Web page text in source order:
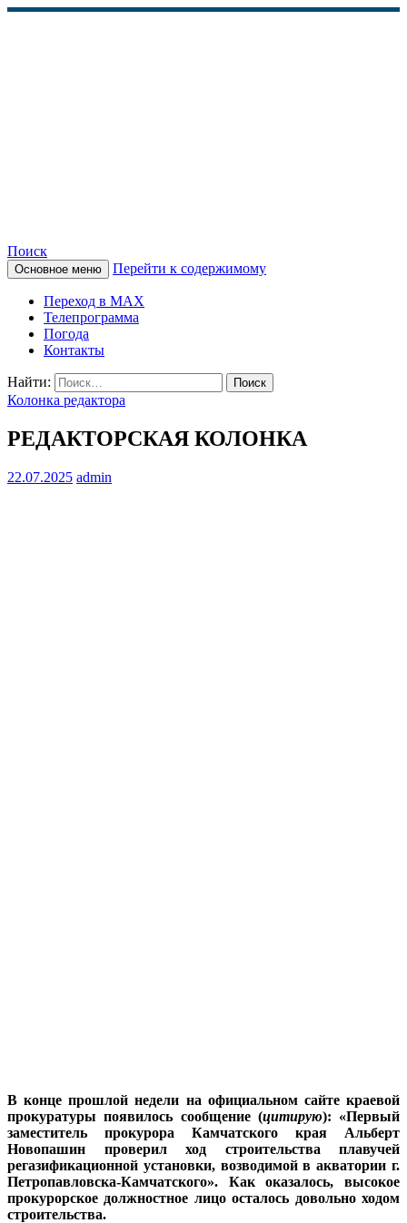
КАМЧАТСКОЕ
ИНФОРМАЦИОННОЕ
АГЕНТСТВО (КИА
«ВЕСТИ»)
Поиск
Основное меню Перейти к содержимому
Переход в MAX
Телепрограмма
Погода
Контакты
Найти:
Колонка редактора
РЕДАКТОРСКАЯ КОЛОНКА
22.07.2025 admin
В конце прошлой недели на официальном сайте краевой
прокуратуры появилось сообщение (цитирую): «Первый
заместитель прокурора Камчатского края Альберт
Новопашин проверил ход строительства плавучей
регазификационной установки, возводимой в акватории г.
Петропавловска-Камчатского». Как оказалось, высокое
прокурорское должностное лицо осталось довольно ходом
строительства.